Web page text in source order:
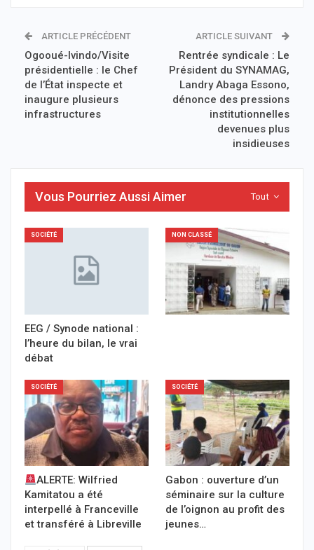
ARTICLE PRÉCÉDENT
Ogooué-Ivindo/Visite
présidentielle : le Chef
de l’État inspecte et
inaugure plusieurs
infrastructures
ARTICLE SUIVANT
Rentrée syndicale : Le
Président du SYNAMAG,
Landry Abaga Essono,
dénonce des pressions
institutionnelles
devenues plus
insidieuses
Tout
Vous Pourriez Aussi Aimer
SOCIÉTÉ
EEG / Synode national :
l’heure du bilan, le vrai
débat
NON CLASSÉ
SOCIÉTÉ
ALERTE: Wilfried
Kamitatou a été
interpellé à Franceville
et transféré à Libreville
SOCIÉTÉ
Gabon : ouverture d’un
séminaire sur la culture
de l’oignon au profit des
jeunes…